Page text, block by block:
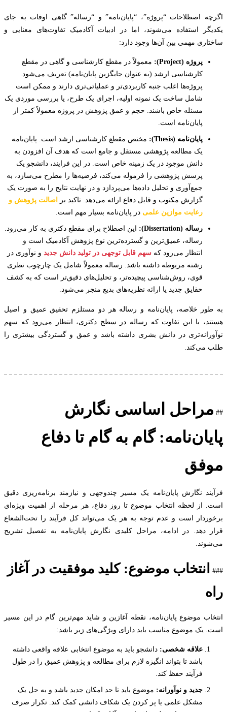
اصطلاحات “پروژه”، “پایان‌نامه” و “رساله” گاهی اوقات به جای
استفاده می‌شوند، اما در ادبیات آکادمیک تفاوت‌های معنایی و
مهمی بین آن‌ها وجود دارد:
پروژه (Project):
معمولاً در مقطع کارشناسی و گاهی در مقطع
کارشناسی ارشد (به عنوان جایگزین پایان‌نامه) تعریف می‌شود.
پروژه‌ها اغلب جنبه کاربردی‌تر و عملیاتی‌تری دارند و ممکن است
شامل ساخت یک نمونه اولیه، اجرای یک طرح، یا بررسی موردی یک
مسئله خاص باشند. حجم و عمق پژوهش در پروژه معمولاً کمتر از
پایان‌نامه است.
پایان‌نامه (Thesis):
مختص مقطع کارشناسی ارشد است. پایان‌نامه
یک مطالعه پژوهشی مستقل و جامع است که هدف آن افزودن به
دانش موجود در یک زمینه خاص است. در این فرایند، دانشجو یک
پرسش پژوهشی را فرموله می‌کند، فرضیه‌ها را مطرح می‌سازد، به
جمع‌آوری و تحلیل داده‌ها می‌پردازد و در نهایت نتایج را به صورت یک
گزارش مکتوب و قابل دفاع ارائه می‌دهد. تاکید براصالت پژوهش و
رعایت موازین علمیدر پایان‌نامه بسیار مهم است.
رساله (Dissertation):
این اصطلاح برای مقطع دکتری به کار می‌رود.
رساله، عمیق‌ترین و گسترده‌ترین نوع پژوهش آکادمیک است و
انتظار می‌رود کهسهم قابل توجهی در تولید دانش جدید و نوآوری در
رشته مربوطه داشته باشد. رساله معمولاً شامل یک چارچوب نظری
قوی، روش‌شناسی پیچیده‌تر، و تحلیل‌های دقیق‌تر است که به کشف
حقایق جدید یا ارائه نظریه‌های بدیع منجر می‌شود.
خلاصه، پایان‌نامه و رساله هر دو مستلزم تحقیق عمیق و اصیل
با این تفاوت که رساله در سطح دکتری، انتظار می‌رود که سهم
در دانش بشری داشته باشد و عمق و گستردگی بیشتری را
می‌کند.
اساسی نگارش
گام به گام تا دفاع
نگارش پایان‌نامه یک مسیر چندوجهی و نیازمند برنامه‌ریزی دقیق
از لحظه انتخاب موضوع تا روز دفاع، هر مرحله از اهمیت ویژه‌ای
است و عدم توجه به هر یک می‌تواند کل فرآیند را تحت‌الشعاع
دهد. در ادامه، مراحل کلیدی نگارش پایان‌نامه به تفصیل تشریح
انتخاب موضوع: کلید موفقیت در آغاز
موضوع پایان‌نامه، نقطه آغازین و شاید مهم‌ترین گام در این مسیر
یک موضوع مناسب باید دارای ویژگی‌های زیر باشد:
علاقه شخصی:دانشجو باید به موضوع انتخابی علاقه واقعی داشته
باشد تا بتواند انگیزه لازم برای مطالعه و پژوهش عمیق را در طول
فرآیند حفظ کند.
جدید و نوآورانه:موضوع باید تا حد امکان جدید باشد و به حل یک
مشکل علمی یا پر کردن یک شکاف دانشی کمک کند. تکرار صرف